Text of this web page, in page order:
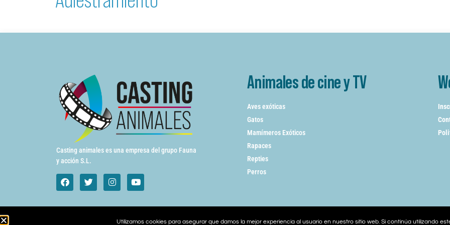
Casting animales es una empresa del grupo Fauna
y acción S.L.
Animales de cine y TV
Aves exóticas
Gatos
Mamímeros Exóticos
Rapaces
Repties
Perros
Utilizamos cookies para asegurar que damos la mejor experiencia al usuario en nuestro sitio web. Si continúa utilizando